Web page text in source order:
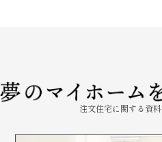
注文住宅に関する資